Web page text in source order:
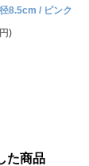
8.5cm / ピンク
)
た商品